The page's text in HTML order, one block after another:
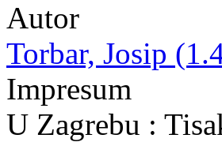
Autor
Torbar, Josip
Impresum
U Zagrebu :